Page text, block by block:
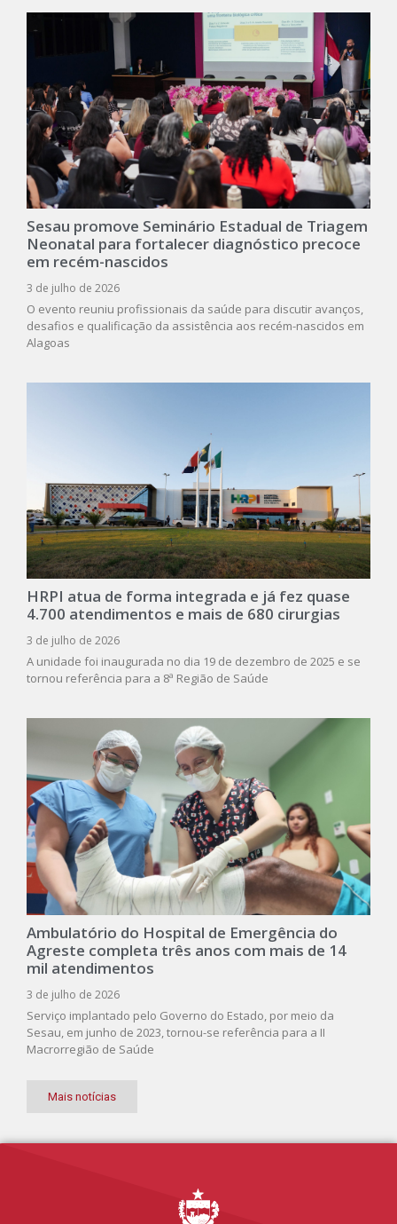
Sesau promove Seminário Estadual de Triagem
Neonatal para fortalecer diagnóstico precoce
em recém-nascidos
3 de julho de 2026
O evento reuniu profissionais da saúde para discutir avanços,
desafios e qualificação da assistência aos recém-nascidos em
Alagoas
HRPI atua de forma integrada e já fez quase
4.700 atendimentos e mais de 680 cirurgias
3 de julho de 2026
A unidade foi inaugurada no dia 19 de dezembro de 2025 e se
tornou referência para a 8ª Região de Saúde
Ambulatório do Hospital de Emergência do
Agreste completa três anos com mais de 14
mil atendimentos
3 de julho de 2026
Serviço implantado pelo Governo do Estado, por meio da
Sesau, em junho de 2023, tornou-se referência para a II
Macrorregião de Saúde
Mais notícias